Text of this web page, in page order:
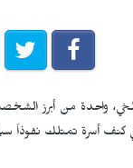
واحدة من أبرز
كنف أسرة تمتلك نفوذاً